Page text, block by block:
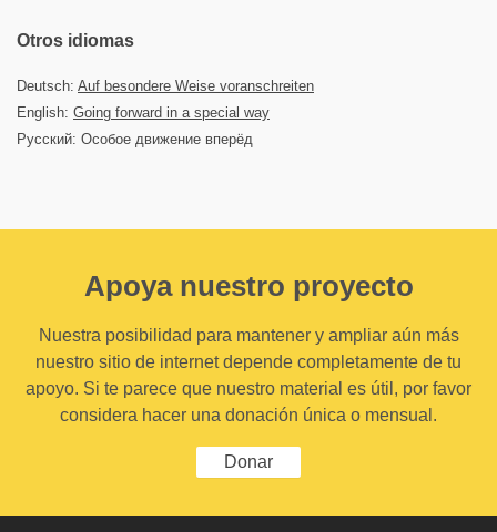
Otros idiomas
Deutsch: Auf besondere Weise voranschreiten
English: Going forward in a special way
Русский: Особое движение вперёд
Apoya nuestro proyecto
Nuestra posibilidad para mantener y ampliar aún más
nuestro sitio de internet depende completamente de tu
apoyo. Si te parece que nuestro material es útil, por favor
considera hacer una donación única o mensual.
Donar